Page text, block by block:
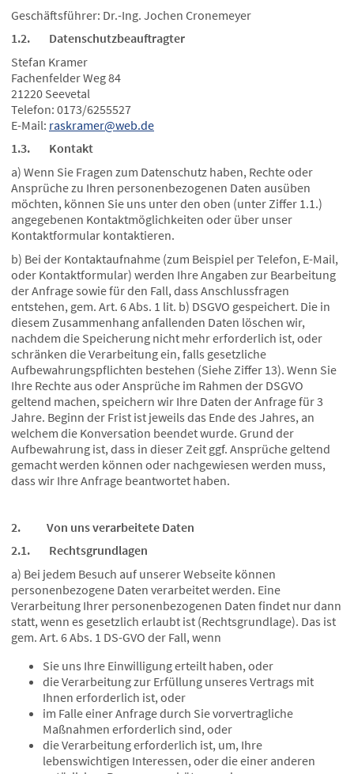
Geschäftsführer: Dr.-Ing. Jochen Cronemeyer
1.2. Datenschutzbeauftragter
Stefan Kramer
Fachenfelder Weg 84
21220 Seevetal
Telefon: 0173/6255527
E-Mail: raskramer@web.de
1.3. Kontakt
a) Wenn Sie Fragen zum Datenschutz haben, Rechte oder
Ansprüche zu Ihren personenbezogenen Daten ausüben
möchten, können Sie uns unter den oben (unter Ziffer 1.1.)
angegebenen Kontaktmöglichkeiten oder über unser
Kontaktformular kontaktieren.
b) Bei der Kontaktaufnahme (zum Beispiel per Telefon, E-Mail,
oder Kontaktformular) werden Ihre Angaben zur Bearbeitung
der Anfrage sowie für den Fall, dass Anschlussfragen
entstehen, gem. Art. 6 Abs. 1 lit. b) DSGVO gespeichert. Die in
diesem Zusammenhang anfallenden Daten löschen wir,
nachdem die Speicherung nicht mehr erforderlich ist, oder
schränken die Verarbeitung ein, falls gesetzliche
Aufbewahrungspflichten bestehen (Siehe Ziffer 13). Wenn Sie
Ihre Rechte aus oder Ansprüche im Rahmen der DSGVO
geltend machen, speichern wir Ihre Daten der Anfrage für 3
Jahre. Beginn der Frist ist jeweils das Ende des Jahres, an
welchem die Konversation beendet wurde. Grund der
Aufbewahrung ist, dass in dieser Zeit ggf. Ansprüche geltend
gemacht werden können oder nachgewiesen werden muss,
dass wir Ihre Anfrage beantwortet haben.
2. Von uns verarbeitete Daten
2.1. Rechtsgrundlagen
a) Bei jedem Besuch auf unserer Webseite können
personenbezogene Daten verarbeitet werden. Eine
Verarbeitung Ihrer personenbezogenen Daten findet nur dann
statt, wenn es gesetzlich erlaubt ist (Rechtsgrundlage). Das ist
gem. Art. 6 Abs. 1 DS-GVO der Fall, wenn
Sie uns Ihre Einwilligung erteilt haben, oder
die Verarbeitung zur Erfüllung unseres Vertrags mit
Ihnen erforderlich ist, oder
im Falle einer Anfrage durch Sie vorvertragliche
Maßnahmen erforderlich sind, oder
die Verarbeitung erforderlich ist, um, Ihre
lebenswichtigen Interessen, oder die einer anderen